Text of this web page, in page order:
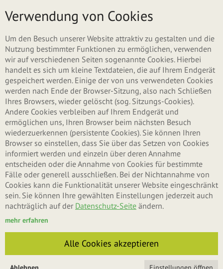
Menü
Haferriegel
Sie sind auf der Suche nach einem leckeren Snack im Taschenformat?
Haferriegel sind ideal für zwischendurch, weil sie voller wichtiger
Schokoladenüberzug oder machen Sie Ihre Haferriegel mit unserem
Rezept ganz einfach selbst.
Verwendung von Cookies
Um den Besuch unserer Website attraktiv zu gestalten und die
Nutzung bestimmter Funktionen zu ermöglichen, verwenden
wir auf verschiedenen Seiten sogenannte Cookies. Hierbei
handelt es sich um kleine Textdateien, die auf Ihrem Endgerät
gespeichert werden. Einige der von uns verwendeten Cookies
werden nach Ende der Browser-Sitzung, also nach Schließen
Ihres Browsers, wieder gelöscht (sog. Sitzungs-Cookies).
Andere Cookies verbleiben auf Ihrem Endgerät und
ermöglichen uns, Ihren Browser beim nächsten Besuch
wiederzuerkennen (persistente Cookies). Sie können Ihren
Browser so einstellen, dass Sie über das Setzen von Cookies
informiert werden und einzeln über deren Annahme
entscheiden oder die Annahme von Cookies für bestimmte
Fälle oder generell ausschließen. Bei der Nichtannahme von
Cookies kann die Funktionalität unserer Website eingeschränkt
sein. Sie können Ihre gewählten Einstellungen jederzeit auch
nachträglich auf der Datenschutz-Seite ändern.
mehr erfahren
Alle Cookies akzeptieren